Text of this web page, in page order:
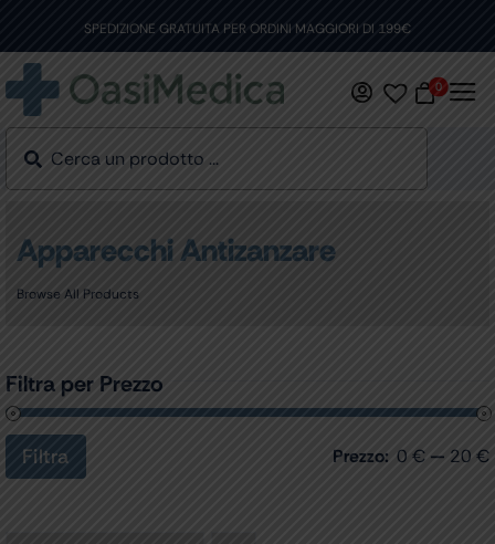
content
SPEDIZIONE GRATUITA PER ORDINI MAGGIORI DI 199€
0
Apparecchi Antizanzare
Browse All Products
Filtra per Prezzo
Prezzo
Min
Prezzo
Max
Filtra Prezzo: 0 € — 20 €